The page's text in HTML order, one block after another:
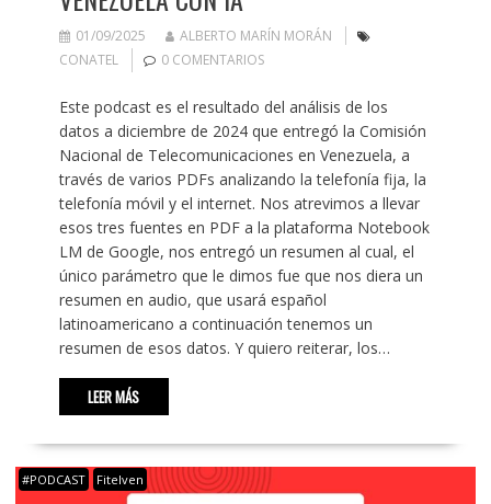
01/09/2025
ALBERTO MARÍN MORÁN
CONATEL
0 COMENTARIOS
Este podcast es el resultado del análisis de los
datos a diciembre de 2024 que entregó la Comisión
Nacional de Telecomunicaciones en Venezuela, a
través de varios PDFs analizando la telefonía fija, la
telefonía móvil y el internet. Nos atrevimos a llevar
esos tres fuentes en PDF a la plataforma Notebook
LM de Google, nos entregó un resumen al cual, el
único parámetro que le dimos fue que nos diera un
resumen en audio, que usará español
latinoamericano a continuación tenemos un
resumen de esos datos. Y quiero reiterar, los…
LEER MÁS
#PODCAST Fitelven